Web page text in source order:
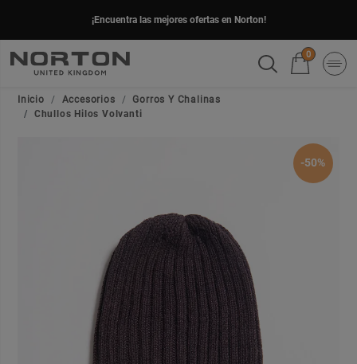
¡Encuentra las mejores ofertas en Norton!
0
Inicio Accesorios
Gorros Y Chalinas
Chullos Hilos Volvanti
-50%